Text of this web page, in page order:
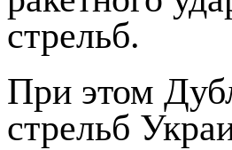
стрельб.
При этом
стрельб